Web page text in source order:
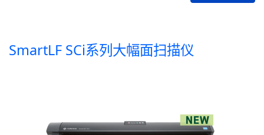
SmartLF SCi系列大幅面扫描仪